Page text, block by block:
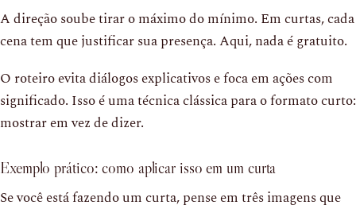
A direção soube tirar o máximo do mínimo. Em curtas, cada
cena tem que justificar sua presença. Aqui, nada é gratuito.
O roteiro evita diálogos explicativos e foca em ações com
significado. Isso é uma técnica clássica para o formato curto:
mostrar em vez de dizer.
Exemplo prático: como aplicar isso em um curta
Se você está fazendo um curta, pense em três imagens que